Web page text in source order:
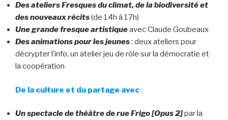
Des ateliers Fresques du climat, de la biodiversité et
des nouveaux récits(de 14h à 17h)
Une grande fresque artistiqueavec Claude Goubeaux
Des animations pour les jeunes: deux ateliers pour
décrypter l’info, un atelier jeu de rôle sur la démocratie et
la coopération
De la culture et du partage avec:
Un spectacle de théâtre de rue Frigo [Opus 2]par la